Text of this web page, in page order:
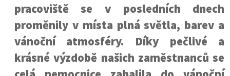
pracoviště se v posledních dnech
proměnily v místa plná světla, barev a
vánoční atmosféry. Díky pečlivé a
krásné výzdobě našich zaměstnanců se